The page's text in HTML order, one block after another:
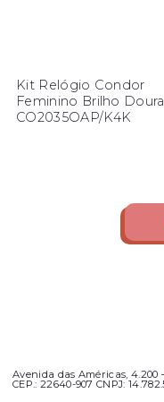
Kit Relógio Condor
Feminino Brilho
CO2035OAP/K4K
Avenida das Américas, 4.200
CEP.: 22640-907 CNPJ: